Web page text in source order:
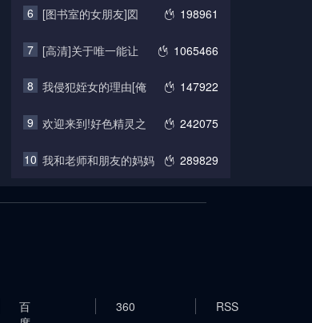
6 198961
[图书室的女朋友]図
7 1065466
[高清]关于唯一能让
8 147922
我侵犯姪女的理由[俺
9 242075
欢迎来到!好色精灵之
10 289829
我和老师和朋友的妈妈
百
360 RSS